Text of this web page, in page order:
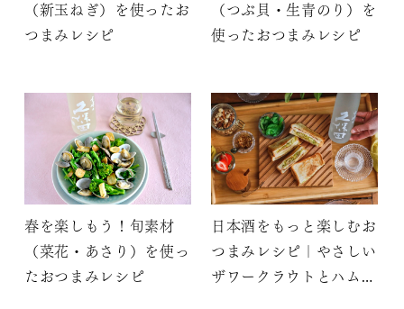
（新玉ねぎ）を使ったお
つまみレシピ
（つぶ貝・生青のり）を
使ったおつまみレシピ
春を楽しもう！旬素材
（菜花・あさり）を使っ
たおつまみレシピ
日本酒をもっと楽しむお
つまみレシピ｜やさしい
ザワークラウトとハムの